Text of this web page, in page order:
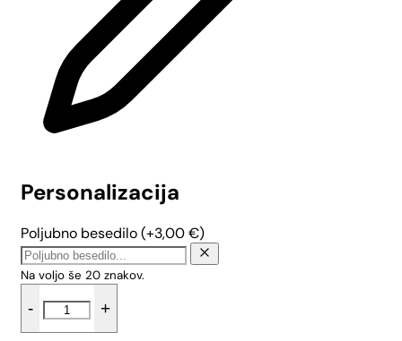
Personalizacija
Poljubno besedilo(+3,00€)
Na voljo še 20 znakov.
-
vaza
-
+